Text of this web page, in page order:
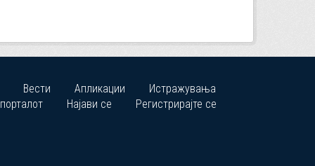
Вести Апликации
Истражувања
Најави се Регистрирајте се